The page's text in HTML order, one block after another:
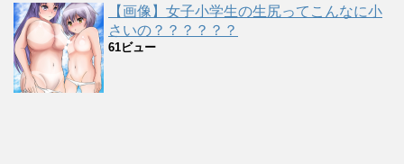
【画像】女子小学生の生尻ってこんなに小
さいの？？？？？？
61ビュー